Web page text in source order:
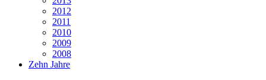
2012
2011
2010
2009
2008
Zehn Jahre